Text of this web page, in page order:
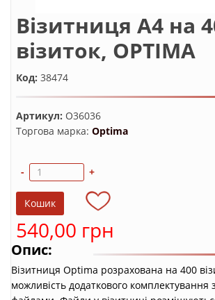
Візитниця А4 на
візиток, OPTIMA
Код: 38474
Артикул: O36036
Торгова марка: Optima
- +
540,00 грн
Опис:
Візитниця Optima розрахована на 400
можливість додаткового комплектування